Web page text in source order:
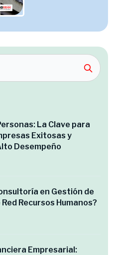
La Clave para
Exitosas y
Desempeño
en Gestión de
Recursos Humanos?
Empresarial: